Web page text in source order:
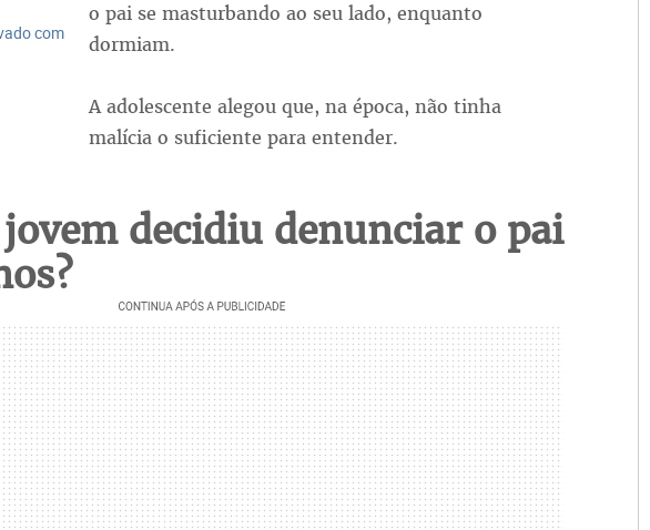
com
o pai se masturbando ao seu lado, enquanto
dormiam.
A adolescente alegou que, na época, não tinha
malícia o suficiente para entender.
decidiu denunciar o pai